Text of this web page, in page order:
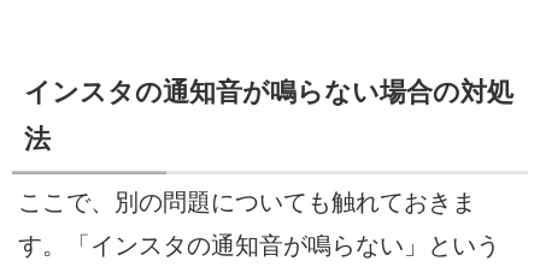
インスタの通知音が鳴らない場合の対処
法
ここで、別の問題についても触れておきま
す。「インスタの通知音が鳴らない」という